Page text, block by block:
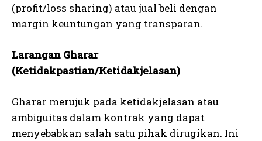
(profit/loss sharing) atau jual beli dengan
margin keuntungan yang transparan.
Larangan Gharar
(Ketidakpastian/Ketidakjelasan)
Gharar merujuk pada ketidakjelasan atau
ambiguitas dalam kontrak yang dapat
menyebabkan salah satu pihak dirugikan. Ini